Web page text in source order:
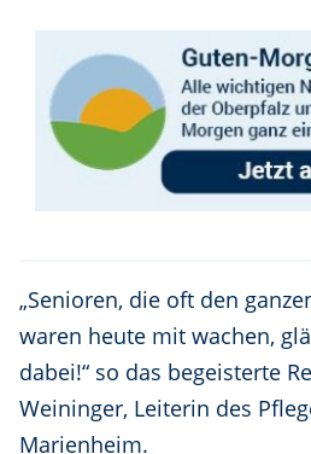
„Senioren, die oft den
waren heute mit wachen,
dabei!“ so das begeisterte
Weininger, Leiterin des
Marienheim.